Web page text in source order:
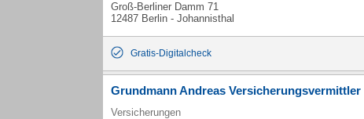
Groß-Berliner Damm 71
12487 Berlin - Johannisthal
Gratis-Digitalcheck
Grundmann Andreas Versicherungsvermittler
Versicherungen